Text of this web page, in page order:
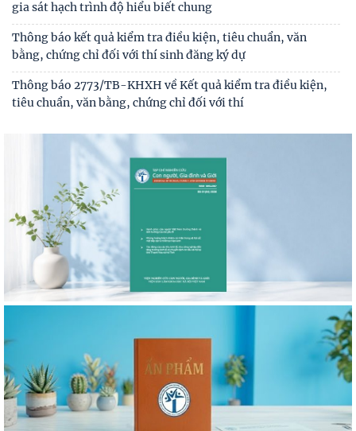
gia sát hạch trình độ hiểu biết chung
Thông báo kết quả kiểm tra điều kiện, tiêu chuẩn, văn
bằng, chứng chỉ đối với thí sinh đăng ký dự
Thông báo 2773/TB-KHXH về Kết quả kiểm tra điều kiện,
tiêu chuẩn, văn bằng, chứng chỉ đối với thí